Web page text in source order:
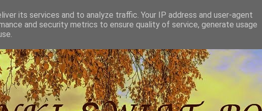
its services and to analyze traffic. Your IP address and user-agent
and security metrics to ensure quality of service, generate usage